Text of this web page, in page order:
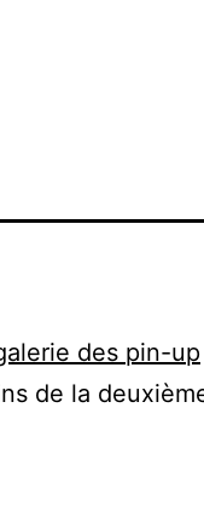
des pin-up
de la